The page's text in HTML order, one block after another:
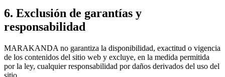
6. Exclusión de garantías y
responsabilidad
MARAKANDA no garantiza la disponibilidad, exactitud o vigencia
de los contenidos del sitio web y excluye, en la medida permitida
por la ley, cualquier responsabilidad por daños derivados del uso del
sitio.